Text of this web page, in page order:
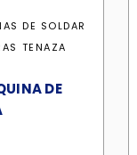
DE SOLDAR
TENAZA
DE